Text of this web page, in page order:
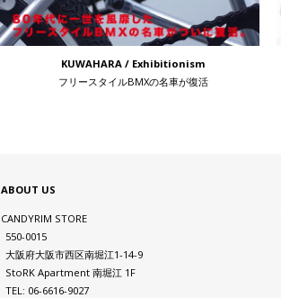
KUWAHARA / Exhibitionism
フリースタイルBMXの名車が復活
ABOUT US
CANDYRIM STORE
550-0015
大阪府大阪市西区南堀江1-14-9
StoRK Apartment 南堀江 1F
TEL: 06-6616-9027